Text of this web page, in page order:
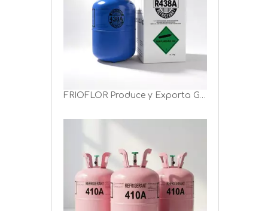
FRIOFLOR Produce y Exporta Gas Refrigerante R438A